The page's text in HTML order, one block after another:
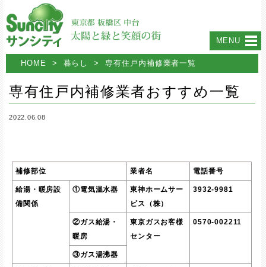
MENU
HOME > 暮らし > 専有住戸内補修業者一覧
専有住戸内補修業者おすすめ一覧
2022.06.08
補修部位 業者名 電話番号
給湯・暖房設
備関係
①電気温水器
東神ホームサー
ビス（株）
3932-9981
②ガス給湯・
暖房
東京ガスお客様
センター
0570-002211
③ガス湯沸器